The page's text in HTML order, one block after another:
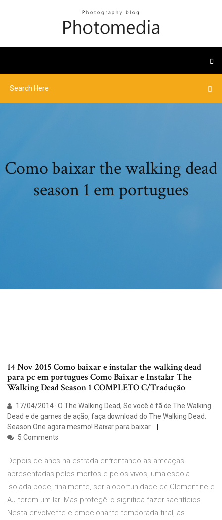
Como baixar the walking dead
season 1 em portugues
14 Nov 2015 Como baixar e instalar the walking dead
para pc em portugues Como Baixar e Instalar The
Walking Dead Season 1 COMPLETO C/Tradução
17/04/2014 · O The Walking Dead, Se você é fã de The Walking
Dead e de games de ação, faça download do The Walking Dead:
Season One agora mesmo! Baixar para baixar.
5 Comments
Depois de anos na estrada enfrentando as ameaças
apresentadas pelos mortos e pelos vivos, uma escola
isolada pode, finalmente, ser a oportunidade de Clementine e
AJ terem um lar. Mas protegê-lo significa fazer sacrifícios.
Nesta envolvente e emocionante temporada final, as